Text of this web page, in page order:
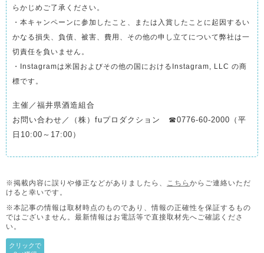
らかじめご了承ください。
・本キャンペーンに参加したこと、または入賞したことに起因するい
かなる損失、負債、被害、費用、その他の申し立てについて弊社は一
切責任を負いません。
・Instagramは米国およびその他の国におけるInstagram, LLC の商
標です。
主催／福井県酒造組合
お問い合わせ／（株）fuプロダクション ☎0776-60-2000（平
日10:00～17:00）
※掲載内容に誤りや修正などがありましたら、 こちら からご連絡いただ
けると幸いです。
※本記事の情報は取材時点のものであり、情報の正確性を保証するもの
ではございません。 最新情報はお電話等で直接取材先へご確認くださ
い。
クリックで